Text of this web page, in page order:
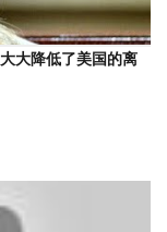
大降低了美国的离